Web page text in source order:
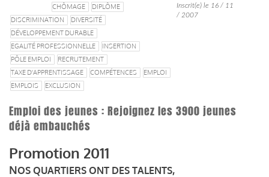
CHÔMAGE
DIPLÔME
DISCRIMINATION
DIVERSITÉ
DÉVELOPPEMENT DURABLE
EGALITÉ PROFESSIONNELLE
INSERTION
PÔLE EMPLOI
RECRUTEMENT
TAXE D'APPRENTISSAGE
COMPÉTENCES
EMPLOI
EMPLOIS
EXCLUSION
Inscrit(e) le 16 / 11
/ 2007
Emploi des jeunes : Rejoignez les 3900 jeunes
déjà embauchés
Promotion 2011
NOS QUARTIERS ONT DES TALENTS,